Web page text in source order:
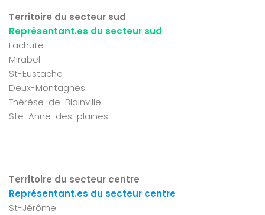
Territoire du secteur sud
Représentant.es du secteur sud
Lachute
Mirabel
St-Eustache
Deux-Montagnes
Thérèse-de-Blainville
Ste-Anne-des-plaines
Territoire du secteur centre
Représentant.es du secteur centre
St-Jérôme